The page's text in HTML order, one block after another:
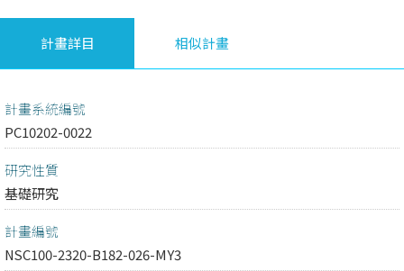
計畫詳目 相似計畫
計畫系統編號
PC10202-0022
研究性質
基礎研究
計畫編號
NSC100-2320-B182-026-MY3